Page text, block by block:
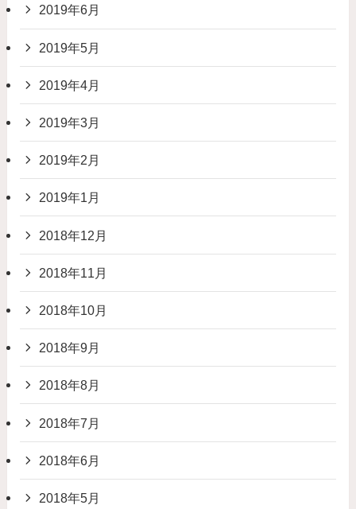
2019年6月
2019年5月
2019年4月
2019年3月
2019年2月
2019年1月
2018年12月
2018年11月
2018年10月
2018年9月
2018年8月
2018年7月
2018年6月
2018年5月